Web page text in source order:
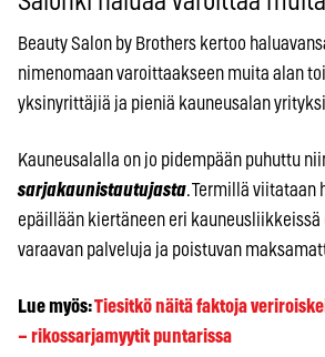
Beauty Salon by Brothers kertoo
nimenomaan varoittaakseen muita alan
yksinyrittäjiä ja pieniä kauneusalan
Kauneusalalla on jo pidempään puhuttu
sarjakaunistautujasta. Termillä viitataan
epäillään kiertäneen eri kauneusliikkeissä
varaavan palveluja ja poistuvan
Lue myös:Tiesitkö näitä faktoja
– rikossarjamyytit puntarissa